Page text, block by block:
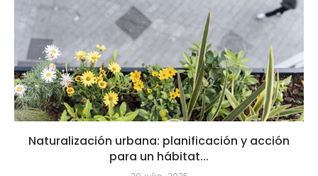
Naturalización urbana: planificación y acción
para un hábitat...